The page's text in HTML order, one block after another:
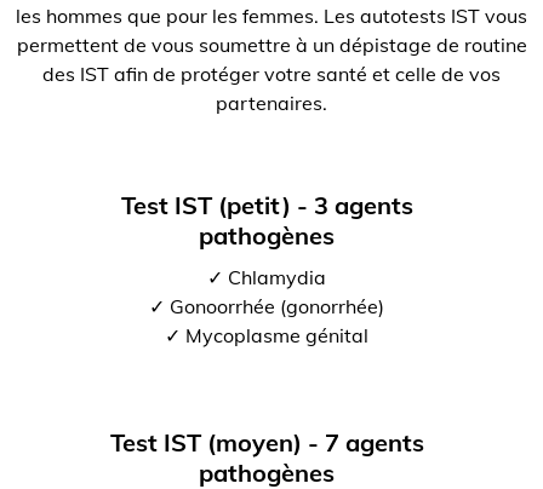
les hommes que pour les femmes. Les autotests IST vous
permettent de vous soumettre à un dépistage de routine
des IST afin de protéger votre santé et celle de vos
partenaires.
Test IST (petit) - 3 agents
pathogènes
✓ Chlamydia
✓ Gonoorrhée (gonorrhée)
✓ Mycoplasme génital
Test IST (moyen) - 7 agents
pathogènes